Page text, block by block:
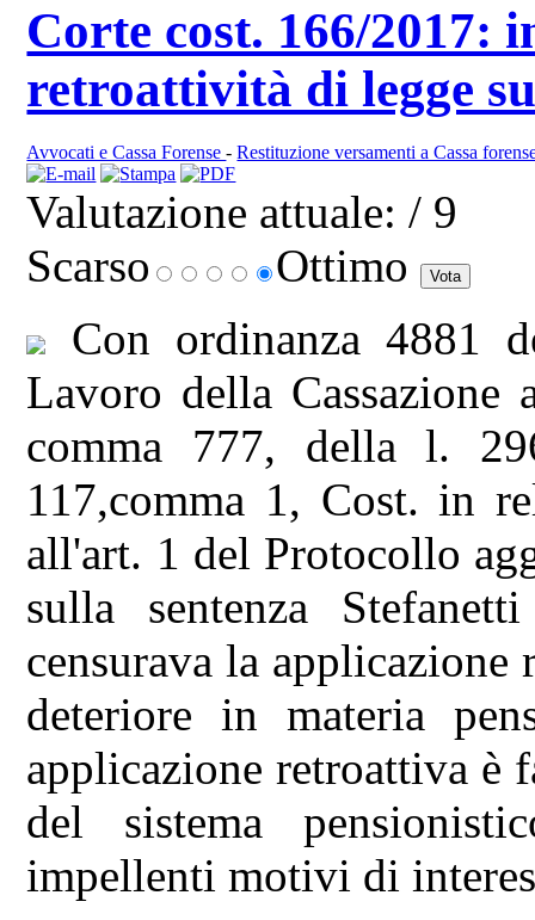
Corte cost. 166/2017:
retroattività di legge
Avvocati e Cassa Forense-Restituzione versamenti a Cassa
Valutazione attuale: / 9
Scarso
Ottimo
Con ordinanza 4881
Lavoro della
comma 777, della l.
117,comma 1, Cost. in
all'art. 1 del Protocollo
sulla sentenza
censurava la
deteriore in materia
applicazione retroattiva è
del sistema
impellenti motivi di